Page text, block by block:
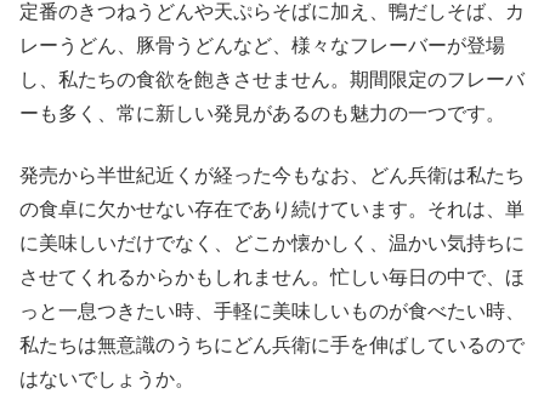
定番のきつねうどんや天ぷらそばに加え、鴨だしそば、カ
レーうどん、豚骨うどんなど、様々なフレーバーが登場
し、私たちの食欲を飽きさせません。期間限定のフレーバ
ーも多く、常に新しい発見があるのも魅力の一つです。
発売から半世紀近くが経った今もなお、どん兵衛は私たち
の食卓に欠かせない存在であり続けています。それは、単
に美味しいだけでなく、どこか懐かしく、温かい気持ちに
させてくれるからかもしれません。忙しい毎日の中で、ほ
っと一息つきたい時、手軽に美味しいものが食べたい時、
私たちは無意識のうちにどん兵衛に手を伸ばしているので
はないでしょうか。